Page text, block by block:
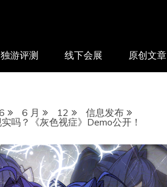
姬
独游评测 线下会展 原创文章
6 月 12
信息发布
吗？《灰色视症》Demo公开！